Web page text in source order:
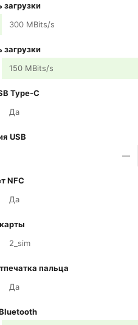
загрузки
300 MBits/s
загрузки
150 MBits/s
Type-C
Да
USB
—
NFC
Да
2_sim
пальца
Да